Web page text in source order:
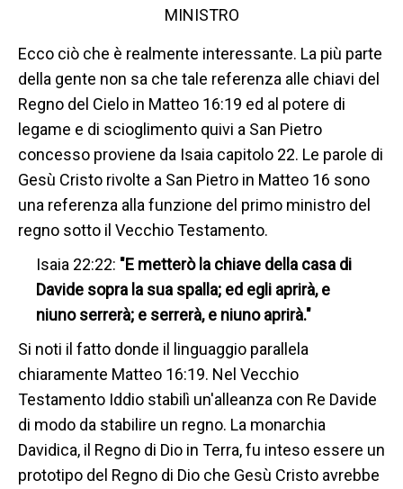
MINISTRO
Ecco ciò che è realmente interessante. La più parte
della gente non sa che tale referenza alle chiavi del
Regno del Cielo in Matteo 16:19 ed al potere di
legame e di scioglimento quivi a San Pietro
concesso proviene da Isaia capitolo 22. Le parole di
Gesù Cristo rivolte a San Pietro in Matteo 16 sono
una referenza alla funzione del primo ministro del
regno sotto il Vecchio Testamento.
Isaia 22:22: "E metterò la chiave della casa di
Davide sopra la sua spalla; ed egli aprirà, e
niuno serrerà; e serrerà, e niuno aprirà."
Si noti il fatto donde il linguaggio parallela
chiaramente Matteo 16:19. Nel Vecchio
Testamento Iddio stabilì un'alleanza con Re Davide
di modo da stabilire un regno. La monarchia
Davidica, il Regno di Dio in Terra, fu inteso essere un
prototipo del Regno di Dio che Gesù Cristo avrebbe